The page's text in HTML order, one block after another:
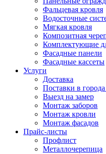
Фальцевая кровля
Водосточные
Мягкая кровля
Композитная
Комплектующие
Фасадные панели
Фасадные кассеты
Услуги
Доставка
Поставки в
Выезд на замер
Монтаж заборов
Монтаж кровли
Монтаж фасадов
Прайс-листы
Профлист
Металлочерепица